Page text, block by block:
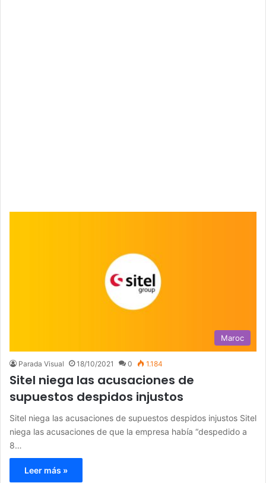
Maroc
Parada Visual 18/10/2021 0 1.184
Sitel niega las acusaciones de
supuestos despidos injustos
Sitel niega las acusaciones de supuestos despidos injustos Sitel
niega las acusaciones de que la empresa había “despedido a
8…
Leer más »